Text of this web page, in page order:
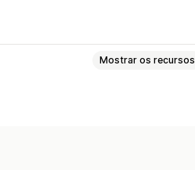
Mostrar os recursos